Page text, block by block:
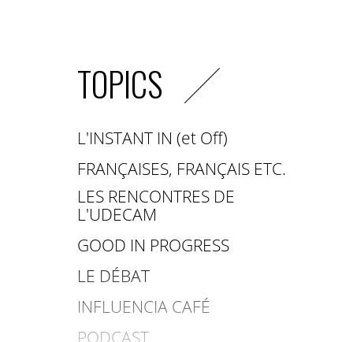
TOPICS
L'INSTANT IN (et Off)
FRANÇAISES, FRANÇAIS ETC.
LES RENCONTRES DE
L'UDECAM
GOOD IN PROGRESS
LE DÉBAT
INFLUENCIA CAFÉ
PODCAST